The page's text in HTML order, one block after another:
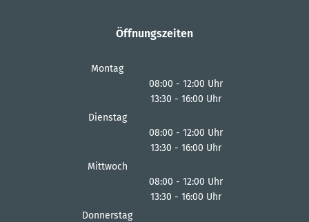
Öffnungszeiten
Montag
08:00 - 12:00 Uhr
Von 08:00 bis 12:00 Uhr
13:30 - 16:00 Uhr
Dienstag
08:00 - 12:00 Uhr
Von 08:00 bis 12:00 Uhr
13:30 - 16:00 Uhr
Mittwoch
08:00 - 12:00 Uhr
Von 08:00 bis 12:00 Uhr
13:30 - 16:00 Uhr
Donnerstag